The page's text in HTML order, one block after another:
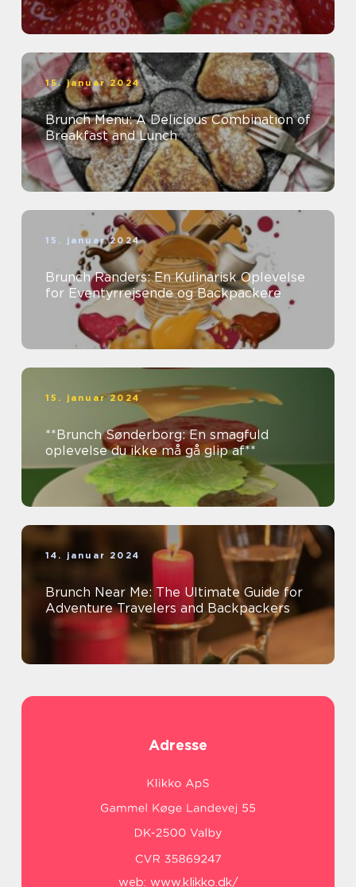
15. januar 2024
Brunch Menu: A Delicious Combination of
Breakfast and Lunch
15. januar 2024
Brunch Randers: En Kulinarisk Oplevelse
for Eventyrrejsende og Backpackere
15. januar 2024
**Brunch Sønderborg: En smagfuld
oplevelse du ikke må gå glip af**
14. januar 2024
Brunch Near Me: The Ultimate Guide for
Adventure Travelers and Backpackers
Adresse
web: www.klikko.dk/